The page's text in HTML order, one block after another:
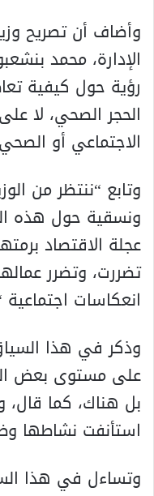
وأضاف أن تصريح
الإدارة، محمد
رؤية حول كيفية
الحجر الصحي، لا
الاجتماعي أو
وتابع “ننتظر من
ونسقية حول هذه
عجلة الاقتصاد
تضررت، وتضرر
انعكاسات اجتماعية
وذكر في هذا
على مستوى بعض
بل هناك، كما
استأنفت نشاطها
وتساءل في هذا